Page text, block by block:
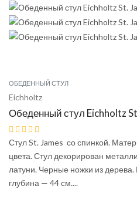
ОБЕДЕННЫЙ СТУЛ
Eichholtz
Обеденный стул Eichholtz
Стул St. James со спинкой.
цвета. Стул декорирован
латуни. Черные ножки из
глубина — 44 см....